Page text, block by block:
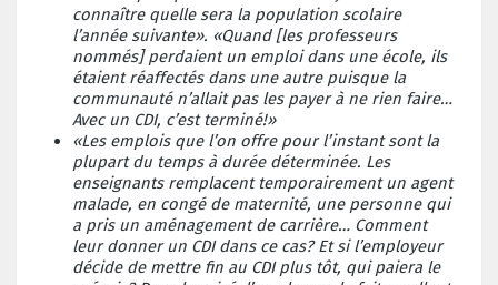
connaître quelle sera la population scolaire
l’année suivante». «Quand [les professeurs
nommés] perdaient un emploi dans une école, ils
étaient réaffectés dans une autre puisque la
communauté n’allait pas les payer à ne rien faire…
Avec un CDI, c’est terminé!»
«Les emplois que l’on offre pour l’instant sont la
plupart du temps à durée déterminée. Les
enseignants remplacent temporairement un agent
malade, en congé de maternité, une personne qui
a pris un aménagement de carrière… Comment
leur donner un CDI dans ce cas? Et si l’employeur
décide de mettre fin au CDI plus tôt, qui paiera le